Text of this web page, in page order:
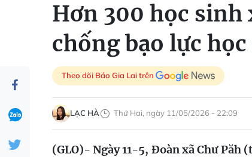
Hơn 300 học sinh
chống bạo lực
Theo dõi Báo Gia Lai trên
LẠC HÀ Thứ Hai, ngày 11/05/2026 - 22:09
(GLO)- Ngày 11-5, Đoàn xã Chư Păh